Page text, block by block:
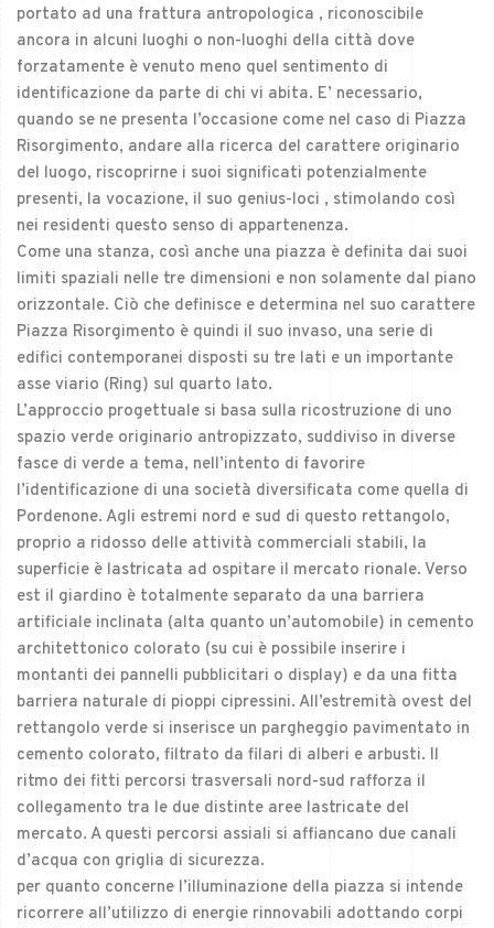
portato ad una frattura antropologica , riconoscibile
ancora in alcuni luoghi o non-luoghi della città dove
forzatamente è venuto meno quel sentimento di
identificazione da parte di chi vi abita. E’ necessario,
quando se ne presenta l’occasione come nel caso di Piazza
Risorgimento, andare alla ricerca del carattere originario
del luogo, riscoprirne i suoi significati potenzialmente
presenti, la vocazione, il suo genius-loci , stimolando così
nei residenti questo senso di appartenenza.
Come una stanza, così anche una piazza è definita dai suoi
limiti spaziali nelle tre dimensioni e non solamente dal piano
orizzontale. Ciò che definisce e determina nel suo carattere
Piazza Risorgimento è quindi il suo invaso, una serie di
edifici contemporanei disposti su tre lati e un importante
asse viario (Ring) sul quarto lato.
L’approccio progettuale si basa sulla ricostruzione di uno
spazio verde originario antropizzato, suddiviso in diverse
fasce di verde a tema, nell’intento di favorire
l’identificazione di una società diversificata come quella di
Pordenone. Agli estremi nord e sud di questo rettangolo,
proprio a ridosso delle attività commerciali stabili, la
superficie è lastricata ad ospitare il mercato rionale. Verso
est il giardino è totalmente separato da una barriera
artificiale inclinata (alta quanto un’automobile) in cemento
architettonico colorato (su cui è possibile inserire i
montanti dei pannelli pubblicitari o display) e da una fitta
barriera naturale di pioppi cipressini. All’estremità ovest del
rettangolo verde si inserisce un pargheggio pavimentato in
cemento colorato, filtrato da filari di alberi e arbusti. Il
ritmo dei fitti percorsi trasversali nord-sud rafforza il
collegamento tra le due distinte aree lastricate del
mercato. A questi percorsi assiali si affiancano due canali
d’acqua con griglia di sicurezza.
per quanto concerne l’illuminazione della piazza si intende
ricorrere all’utilizzo di energie rinnovabili adottando corpi